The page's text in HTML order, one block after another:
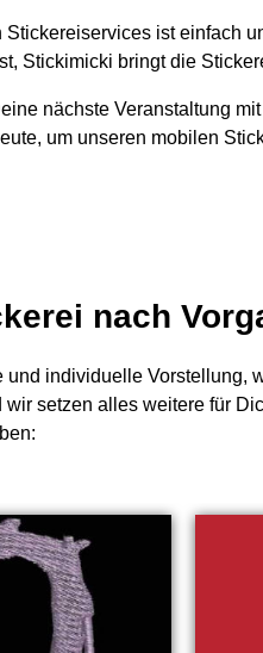
ist einfach
Stickimicki bringt die
nächste Veranstaltung
um unseren mobilen
nach
und individuelle Vorstellung,
setzen alles weitere für